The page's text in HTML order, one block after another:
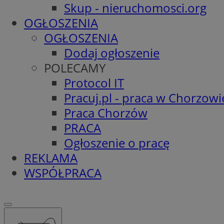
Skup - nieruchomosci.org
OGŁOSZENIA
OGŁOSZENIA
Dodaj ogłoszenie
POLECAMY
Protocol IT
Pracuj.pl - praca w
Praca Chorzów
PRACA
Ogłoszenie o pracę
REKLAMA
WSPÓŁPRACA